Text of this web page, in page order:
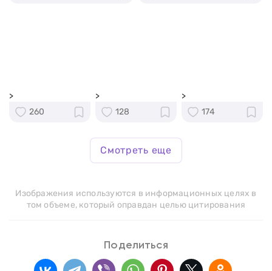
>
260
>
128
>
174
Смотреть еще
Изображения используются в информационных целях в
том объеме, который оправдан целью цитирования
Поделиться